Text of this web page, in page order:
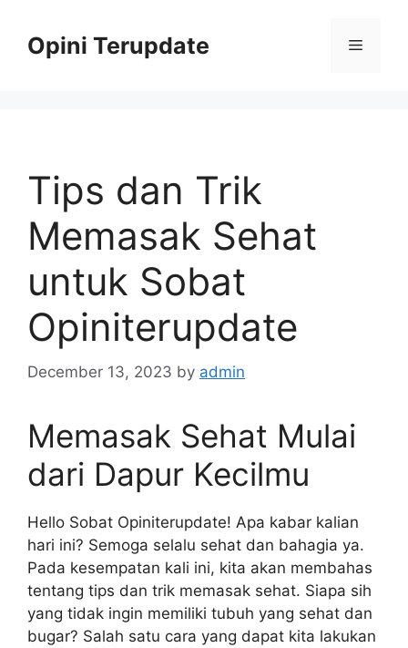
contentOpini Terupdate Menu
Tips dan Trik
Memasak Sehat
untuk Sobat
Opiniterupdate
December 13, 2023 by admin
Memasak Sehat Mulai
dari Dapur Kecilmu
Hello Sobat Opiniterupdate! Apa kabar kalian
hari ini? Semoga selalu sehat dan bahagia ya.
Pada kesempatan kali ini, kita akan membahas
tentang tips dan trik memasak sehat. Siapa sih
yang tidak ingin memiliki tubuh yang sehat dan
bugar? Salah satu cara yang dapat kita lakukan